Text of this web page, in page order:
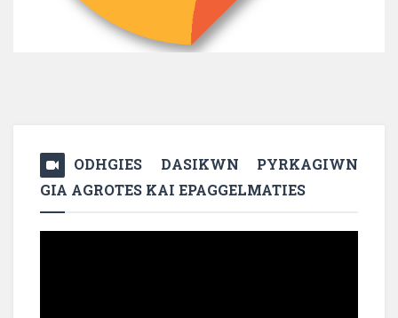
ODHGIES DASIKWN PYRKAGIWN
GIA AGROTES KAI EPAGGELMATIES